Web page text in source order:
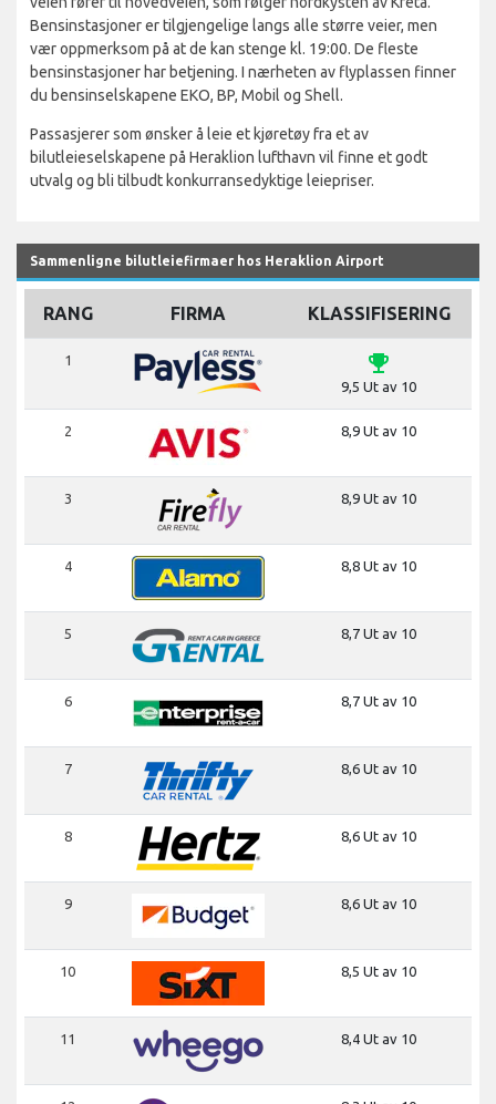
Bensinstasjoner er tilgjengelige langs alle større veier, men
vær oppmerksom på at de kan stenge kl. 19:00. De fleste
bensinstasjoner har betjening. I nærheten av flyplassen finner
du bensinselskapene EKO, BP, Mobil og Shell.
Passasjerer som ønsker å leie et kjøretøy fra et av
bilutleieselskapene på Heraklion lufthavn vil finne et godt
utvalg og bli tilbudt konkurransedyktige leiepriser.
Sammenligne bilutleiefirmaer hos Heraklion Airport
RANG FIRMA KLASSIFISERING
1 emoji_events
9,5 Ut av 10
2 8,9 Ut av 10
3 8,9 Ut av 10
4 8,8 Ut av 10
5 8,7 Ut av 10
6 8,7 Ut av 10
7 8,6 Ut av 10
8 8,6 Ut av 10
9 8,6 Ut av 10
10 8,5 Ut av 10
11 8,4 Ut av 10